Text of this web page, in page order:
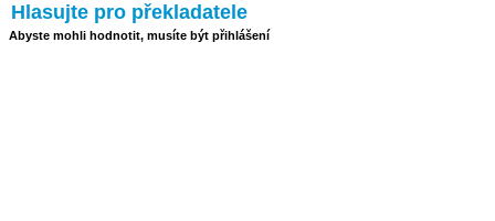
Hlasujte pro překladatele
Abyste mohli hodnotit, musíte být přihlášení